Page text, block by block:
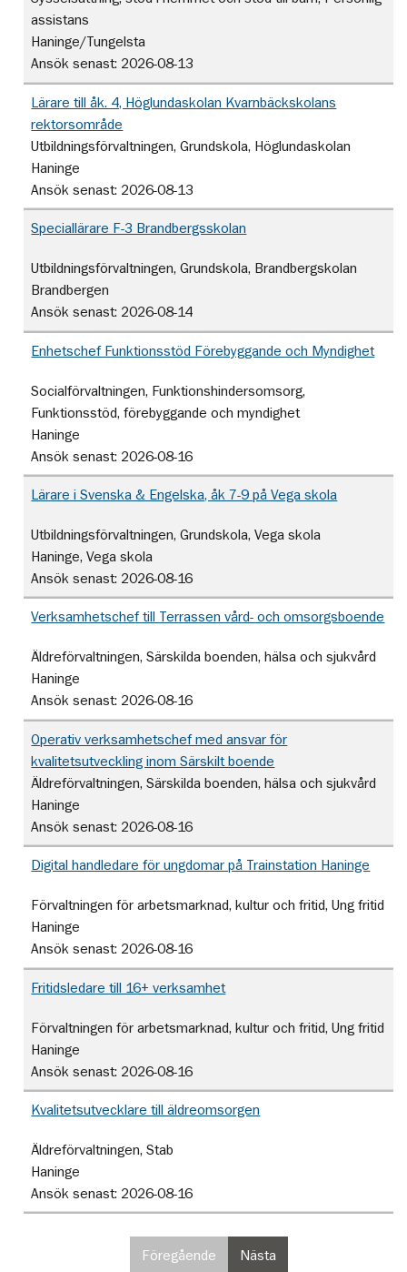
assistans
Haninge/Tungelsta
Ansök senast: 2026-08-13
Lärare till åk. 4, Höglundaskolan Kvarnbäckskolans
rektorsområde
Utbildningsförvaltningen, Grundskola, Höglundaskolan
Haninge
Ansök senast: 2026-08-13
Speciallärare F-3 Brandbergsskolan
Utbildningsförvaltningen, Grundskola, Brandbergskolan
Brandbergen
Ansök senast: 2026-08-14
Enhetschef Funktionsstöd Förebyggande och Myndighet
Socialförvaltningen, Funktionshindersomsorg,
Funktionsstöd, förebyggande och myndighet
Haninge
Ansök senast: 2026-08-16
Lärare i Svenska & Engelska, åk 7-9 på Vega skola
Utbildningsförvaltningen, Grundskola, Vega skola
Haninge, Vega skola
Ansök senast: 2026-08-16
Verksamhetschef till Terrassen vård- och omsorgsboende
Äldreförvaltningen, Särskilda boenden, hälsa och sjukvård
Haninge
Ansök senast: 2026-08-16
Operativ verksamhetschef med ansvar för
kvalitetsutveckling inom Särskilt boende
Äldreförvaltningen, Särskilda boenden, hälsa och sjukvård
Haninge
Ansök senast: 2026-08-16
Digital handledare för ungdomar på Trainstation Haninge
Förvaltningen för arbetsmarknad, kultur och fritid, Ung fritid
Haninge
Ansök senast: 2026-08-16
Fritidsledare till 16+ verksamhet
Förvaltningen för arbetsmarknad, kultur och fritid, Ung fritid
Haninge
Ansök senast: 2026-08-16
Kvalitetsutvecklare till äldreomsorgen
Äldreförvaltningen, Stab
Haninge
Ansök senast: 2026-08-16
Föregående
sida
Nästa
sida